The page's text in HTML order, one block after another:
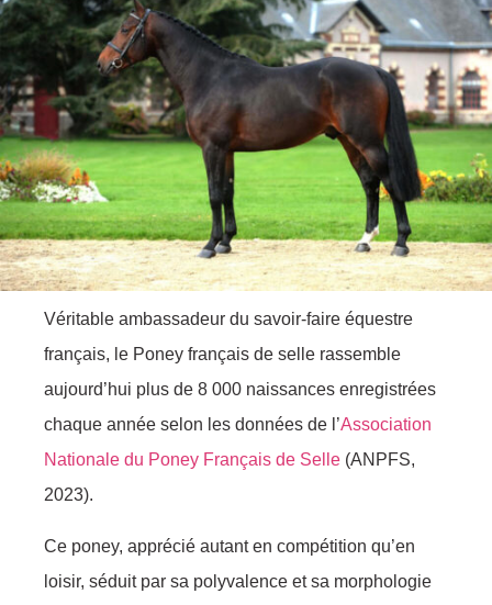
Véritable ambassadeur du savoir-faire équestre
français, le Poney français de selle rassemble
aujourd’hui plus de 8 000 naissances enregistrées
chaque année selon les données de l’Association
Nationale du Poney Français de Selle (ANPFS,
2023).
Ce poney, apprécié autant en compétition qu’en
loisir, séduit par sa polyvalence et sa morphologie